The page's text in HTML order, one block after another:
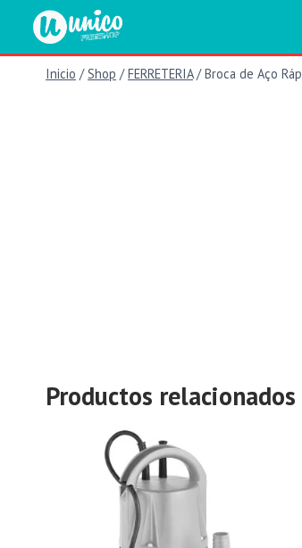
contenido
Inicio / Shop / FERRETERIA / Broca de Aço
Productos relacionados